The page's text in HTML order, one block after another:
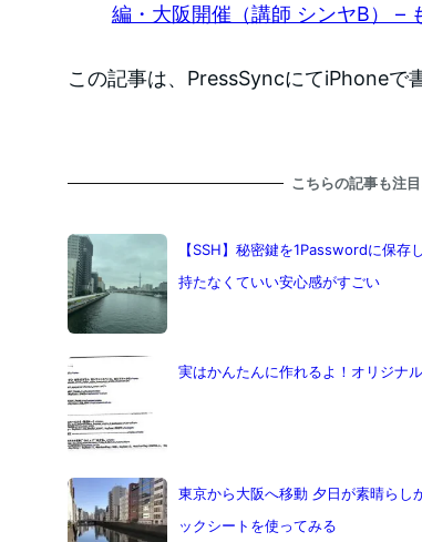
編・大阪開催（講師 シンヤB） –
この記事は、PressSyncにてiPhoneで
こちらの記事も注
【SSH】秘密鍵を1Passwordに保
持たなくていい安心感がすごい
実はかんたんに作れるよ！オリジナ
東京から大阪へ移動 夕日が素晴らし
ックシートを使ってみる